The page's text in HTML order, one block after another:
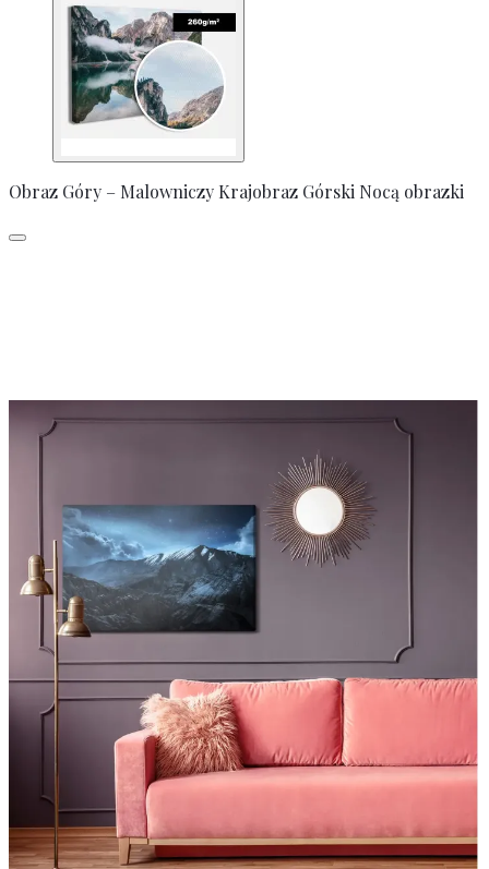
Obraz Góry – Malowniczy Krajobraz Górski Nocą obrazki